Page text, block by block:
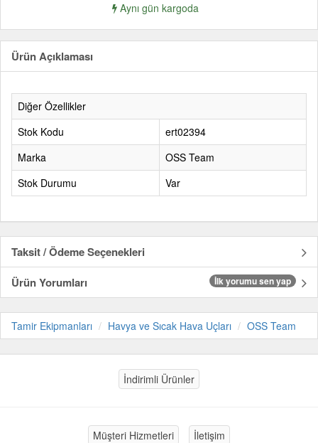
Aynı gün kargoda
Ürün Açıklaması
Diğer Özellikler
Stok Kodu
ert02394
Marka
OSS Team
Stok Durumu
Var
Taksit / Ödeme Seçenekleri
Ürün Yorumları
İlk yorumu sen yap
Tamir Ekipmanları Havya ve Sıcak Hava Uçları OSS Team
İndirimli Ürünler
Müşteri Hizmetleri İletişim